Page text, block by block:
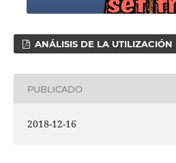
ANÁLISIS DE LA UTILIZACIÓN
PUBLICADO
2018-12-16